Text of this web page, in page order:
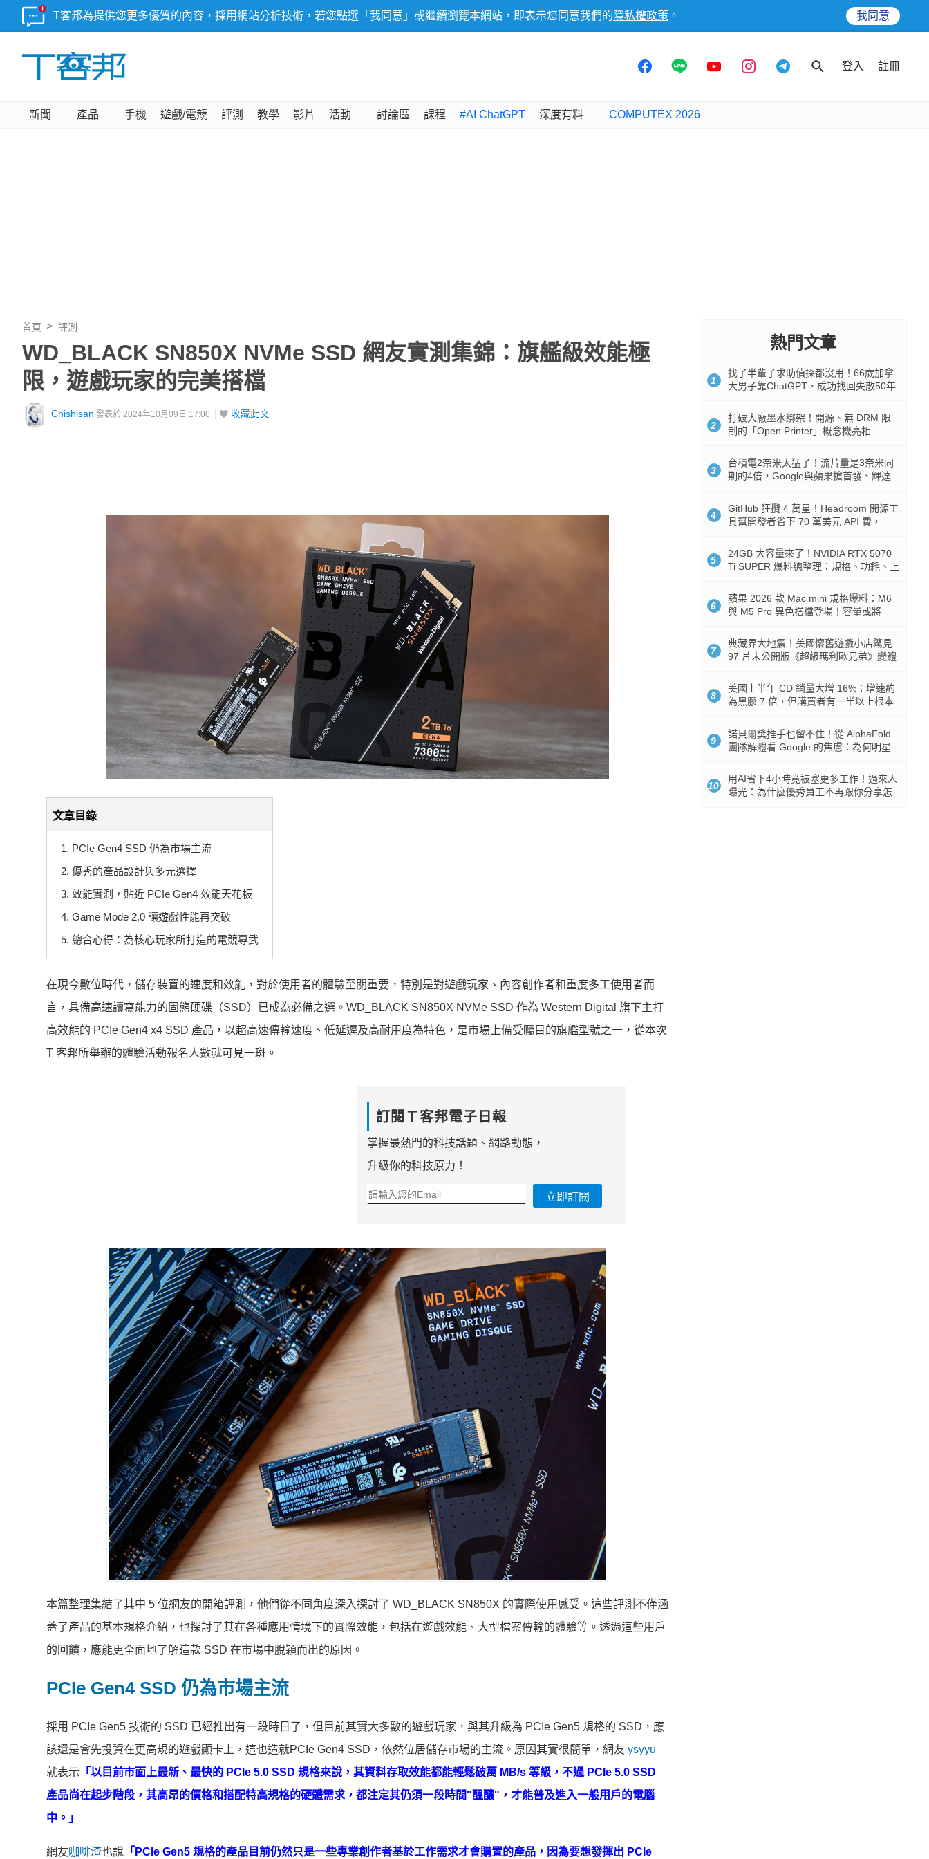
T客邦為提供您更多優質的內容，採用網站分析技術，若您點選「我同意」或繼續瀏覽本網站，即表示您同意我們的 隱私權政策 。 我同意
登入 註冊
新聞 產品 手機 遊戲/電競 評測 教學 影片 活動 討論區 課程 #AI ChatGPT 深度有料 COMPUTEX 2026
首頁 評測
WD_BLACK SN850X NVMe SSD 網友實測集錦：旗艦級效能極
限，遊戲玩家的完美搭檔
Chishisan 發表於 2024年10月09日 17:00 收藏此文
文章目錄
1. PCIe Gen4 SSD 仍為市場主流
2. 優秀的產品設計與多元選擇
3. 效能實測，貼近 PCIe Gen4 效能天花板
4. Game Mode 2.0 讓遊戲性能再突破
5. 總合心得：為核心玩家所打造的電競專武
在現今數位時代，儲存裝置的速度和效能，對於使用者的體驗至關重要，特別是對遊戲玩家、內容創作者和重度多工使用者而
言，具備高速讀寫能力的固態硬碟（SSD）已成為必備之選。WD_BLACK SN850X NVMe SSD 作為 Western Digital 旗下主打
高效能的 PCIe Gen4 x4 SSD 產品，以超高速傳輸速度、低延遲及高耐用度為特色，是市場上備受矚目的旗艦型號之一，從本次
T 客邦所舉辦的體驗活動報名人數就可見一斑。
訂閱Ｔ客邦電子日報
掌握最熱門的科技話題、網路動態，
升級你的科技原力！
立即訂閱
本篇整理集結了其中 5 位網友的開箱評測，他們從不同角度深入探討了 WD_BLACK SN850X 的實際使用感受。這些評測不僅涵
蓋了產品的基本規格介紹，也探討了其在各種應用情境下的實際效能，包括在遊戲效能、大型檔案傳輸的體驗等。透過這些用戶
的回饋，應能更全面地了解這款 SSD 在市場中脫穎而出的原因。
PCIe Gen4 SSD 仍為市場主流
採用 PCIe Gen5 技術的 SSD 已經推出有一段時日了，但目前其實大多數的遊戲玩家，與其升級為 PCIe Gen5 規格的 SSD，應
該還是會先投資在更高規的遊戲顯卡上，這也造就PCIe Gen4 SSD，依然位居儲存市場的主流。原因其實很簡單，網友 ysyyu
就表示 「以目前市面上最新、最快的 PCIe 5.0 SSD 規格來說，其資料存取效能都能輕鬆破萬 MB/s 等級，不過 PCIe 5.0 SSD
產品尚在起步階段，其高昂的價格和搭配特高規格的硬體需求，都注定其仍須一段時間"醞釀"，才能普及進入一般用戶的電腦
中。」
網友咖啡渣也說 「PCIe Gen5 規格的產品目前仍然只是一些專業創作者基於工作需求才會購置的產品，因為要想發揮出 PCIe
熱門文章
1
找了半輩子求助偵探都沒用！66歲加拿
大男子靠ChatGPT，成功找回失散50年
2
打破大廠墨水綁架！開源、無 DRM 限
制的「Open Printer」概念機亮相
3
台積電2奈米太猛了！流片量是3奈米同
期的4倍，Google與蘋果搶首發、輝達
4
GitHub 狂攬 4 萬星！Headroom 開源工
具幫開發者省下 70 萬美元 API 費，
5
24GB 大容量來了！NVIDIA RTX 5070
Ti SUPER 爆料總整理：規格、功耗、上
6
蘋果 2026 款 Mac mini 規格爆料：M6
與 M5 Pro 異色搭檔登場！容量或將
7
典藏界大地震！美國懷舊遊戲小店驚見
97 片未公開版《超級瑪利歐兄弟》變體
8
美國上半年 CD 銷量大增 16%：增速約
為黑膠 7 倍，但購買者有一半以上根本
9
諾貝爾獎推手也留不住！從 AlphaFold
團隊解體看 Google 的焦慮：為何明星
10
用AI省下4小時竟被塞更多工作！過來人
曝光：為什麼優秀員工不再跟你分享怎